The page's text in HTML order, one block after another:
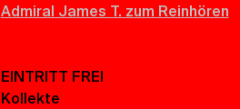
Admiral James T. zum Reinhören
EINTRITT FREI
Kollekte